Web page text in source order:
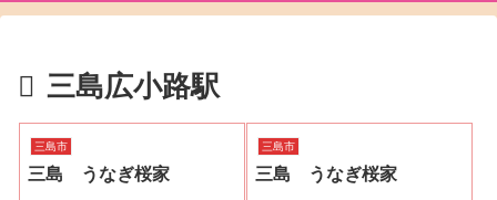
三島広小路駅
三島市
三島 うなぎ桜家
三島市
三島 うなぎ桜家